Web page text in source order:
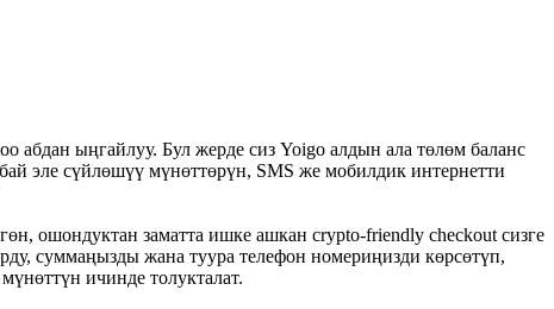
абдан ыңгайлуу. Бул жерде сиз Yoigo алдын ала төлөм баланс
эле сүйлөшүү мүнөттөрүн, SMS же мобилдик интернетти
ошондуктан заматта ишке ашкан crypto-friendly checkout сизге
суммаңызды жана туура телефон номериңизди көрсөтүп,
ичинде толукталат.